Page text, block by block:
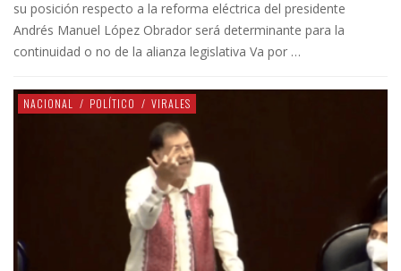
su posición respecto a la reforma eléctrica del presidente
Andrés Manuel López Obrador será determinante para la
continuidad o no de la alianza legislativa Va por …
NACIONAL / POLÍTICO / VIRALES